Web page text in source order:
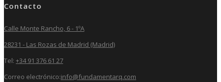
Contacto
Calle Monte Rancho, 6 - 1ºA
28231 - Las Rozas de Madrid (Madrid)
Tel: +34 91 376 61 27
Correo electrónico:info@fundamentarq.com